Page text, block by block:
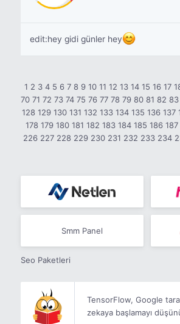
edit:hey gidi günler hey
1 2 3 4 5 6 7 8 9 10 11 12 13 14 15 16 17
70 71 72 73 74 75 76 77 78 79 80 81 82 83
128 129 130 131 132 133 134 135 136 137
178 179 180 181 182 183 184 185 186 187
226 227 228 229 230 231 232 233 234
Smm Panel
Seo Paketleri
TensorFlow, Google
zekaya başlamayı